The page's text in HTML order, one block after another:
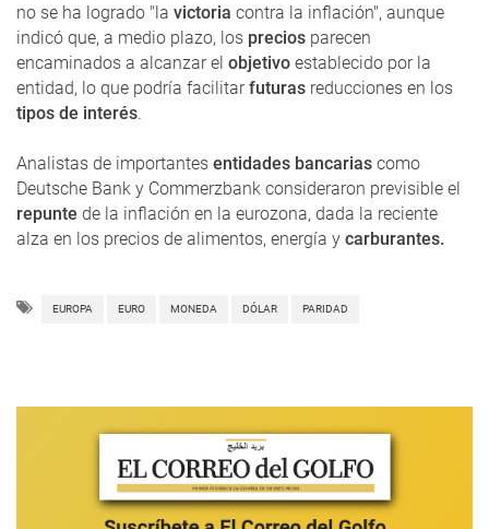
no se ha logrado "la victoria contra la inflación", aunque
indicó que, a medio plazo, los precios parecen
encaminados a alcanzar el objetivo establecido por la
entidad, lo que podría facilitarfuturas reducciones en los
tipos de interés.
Analistas de importantes entidades bancarias como
Deutsche Bank y Commerzbank consideraron previsible el
repunte de la inflación en la eurozona, dada la reciente
alza en los precios de alimentos, energía y carburantes.
EUROPA EURO MONEDA DÓLAR PARIDAD